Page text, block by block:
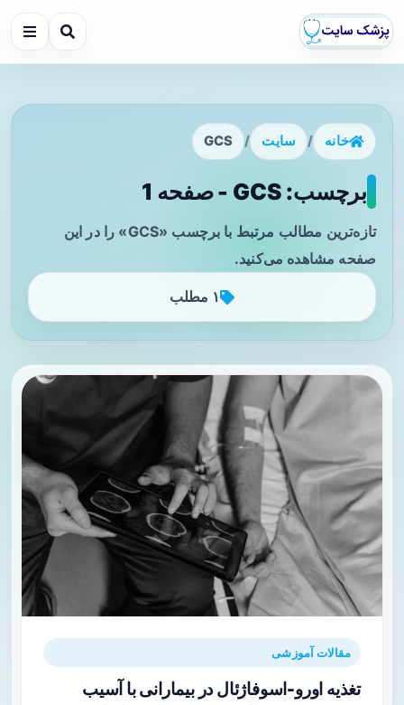
خانه / سایت /
GCS
برچسب: GCS - صفحه 1
تازه‌ترین مطالب مرتبط با برچسب «GCS» را در این
صفحه مشاهده می‌کنید.
۱ مطلب
مقالات آموزشی
تغذیه اورو-اسوفاژئال در بیمارانی با آسیب